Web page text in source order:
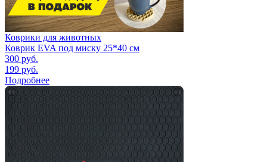
Коврики для животных
Коврик EVA под миску 25*40 см
300 руб.
199 руб.
Подробнее